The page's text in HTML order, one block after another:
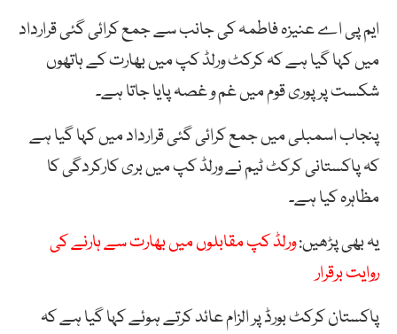
ایم پی اے عنیزہ فاطمہ کی جانب سے جمع کرائی گئی قرارداد
میں کہا گیا ہے کہ کرکٹ ورلڈ کپ میں بھارت کے ہاتھوں
شکست پر پوری قوم میں غم و غصہ پایا جاتا ہے۔
پنجاب اسمبلی میں جمع کرائی گئی قرارداد میں کہا گیا ہے
کہ پاکستانی کرکٹ ٹیم نے ورلڈ کپ میں بری کارکردگی کا
مظاہرہ کیا ہے۔
یہ بھی پڑھیں:ورلڈ کپ مقابلوں میں بھارت سے ہارنے کی
روایت برقرار
پاکستان کرکٹ بورڈ پر الزام عائد کرتے ہوئے کہا گیا ہے کہ